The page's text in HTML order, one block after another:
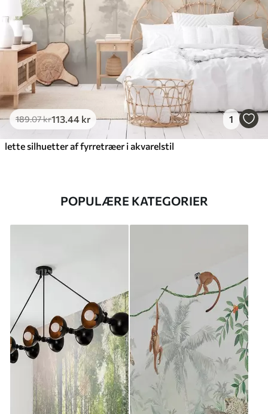
189.07kr113 .44 kr 1
lette silhuetter af fyrretræer i akvarelstil
POPULÆRE KATEGORIER